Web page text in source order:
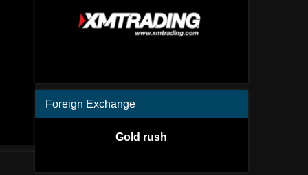
Foreign Exchange
Gold rush